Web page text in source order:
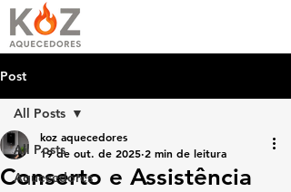
Post
All Posts
Aquecedores
All Posts
Conserto e Assistência
koz aquecedores
19 de out. de 2025 2 min de leitura